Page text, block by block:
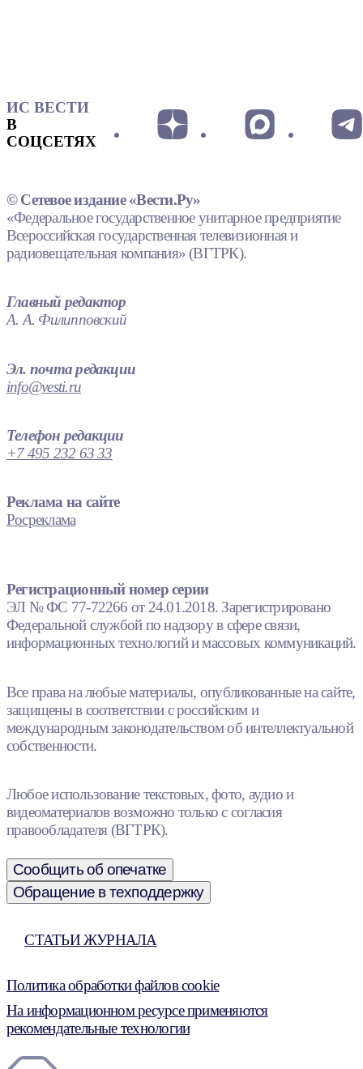
ИС ВЕСТИ
В
СОЦСЕТЯХ
© Сетевое издание «Вести.Ру»
«Федеральное государственное унитарное предприятие
Всероссийская государственная телевизионная и
радиовещательная компания» (ВГТРК).
Главный редактор
А. А. Филипповский
Эл. почта редакции
info@vesti.ru
Телефон редакции
+7 495 232 63 33
Реклама на сайте
Росреклама
Регистрационный номер серии
ЭЛ № ФС 77-72266 от 24.01.2018. Зарегистрировано
Федеральной службой по надзору в сфере связи,
информационных технологий и массовых коммуникаций.
Все права на любые материалы, опубликованные на сайте,
защищены в соответствии с российским и
международным законодательством об интеллектуальной
собственности.
Любое использование текстовых, фото, аудио и
видеоматериалов возможно только с согласия
правообладателя (ВГТРК).
Сообщить об опечатке
Обращение в техподдержку
СТАТЬИ ЖУРНАЛА
Политика обработки файлов cookie
На информационном ресурсе применяются
рекомендательные технологии